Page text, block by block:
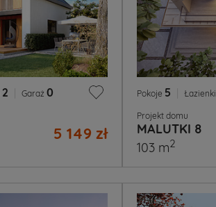
2 Garaż 0
5 149 zł
Pokoje 5 Łazienki
Projekt domu
MALUTKI 8
103 m2